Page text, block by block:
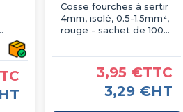
Cosse fourches à sertir
4mm, isolé, 0.5-1.5mm²,
rouge - sachet de 100
3,95 €TTC
3,29 €HT